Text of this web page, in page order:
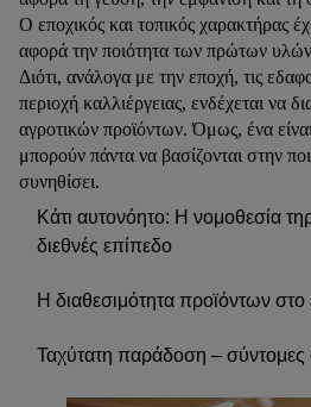
Ο εποχικός και τοπικός χαρακτήρας
αφορά την ποιότητα των πρώτων
Διότι, ανάλογα με την εποχή, τις
περιοχή καλλιέργειας, ενδέχεται να
αγροτικών προϊόντων. Όμως, ένα
μπορούν πάντα να βασίζονται στην
συνηθίσει.
Κάτι αυτονόητο: Η νομοθεσία
διεθνές επίπεδο
Η διαθεσιμότητα προϊόντων στο
Ταχύτατη παράδοση – σύντομες